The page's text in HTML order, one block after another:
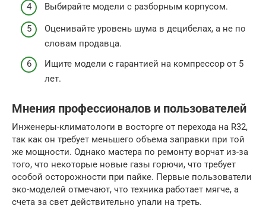
Выбирайте модели с разборным корпусом.
Оценивайте уровень шума в децибелах, а не по
словам продавца.
Ищите модели с гарантией на компрессор от 5
лет.
Мнения профессионалов и пользователей
Инженеры-климатологи в восторге от перехода на R32,
так как он требует меньшего объема заправки при той
же мощности. Однако мастера по ремонту ворчат из-за
того, что некоторые новые газы горючи, что требует
особой осторожности при пайке. Первые пользователи
эко-моделей отмечают, что техника работает мягче, а
счета за свет действительно упали на треть.